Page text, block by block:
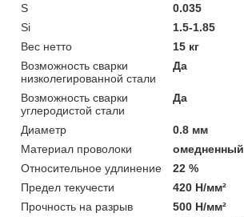
S
0.035
Si
1.5-1.85
Вес нетто
15 кг
Возможность сварки
низколегированной стали
Да
Возможность сварки
углеродистой стали
Да
Диаметр
0.8 мм
Материал проволоки
омедненный
Относительное удлинение
22 %
Предел текучести
420 Н/мм²
Прочность на разрыв
500 Н/мм²